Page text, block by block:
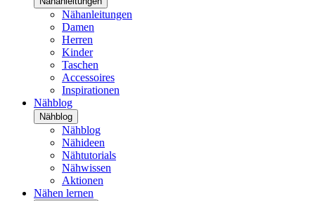
Nähanleitungen
Damen
Herren
Kinder
Taschen
Accessoires
Inspirationen
Nähblog
Nähblog
Nähblog
Nähideen
Nähtutorials
Nähwissen
Aktionen
Nähen lernen